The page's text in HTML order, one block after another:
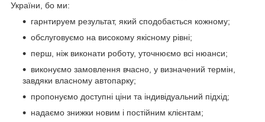
України, бо ми:
гарнтируем результат, який сподобається кожному;
обслуговуємо на високому якісному рівні;
перш, ніж виконати роботу, уточнюємо всі нюанси;
виконуємо замовлення вчасно, у визначений термін,
завдяки власному автопарку;
пропонуємо доступні ціни та індивідуальний підхід;
надаємо знижки новим і постійним клієнтам;